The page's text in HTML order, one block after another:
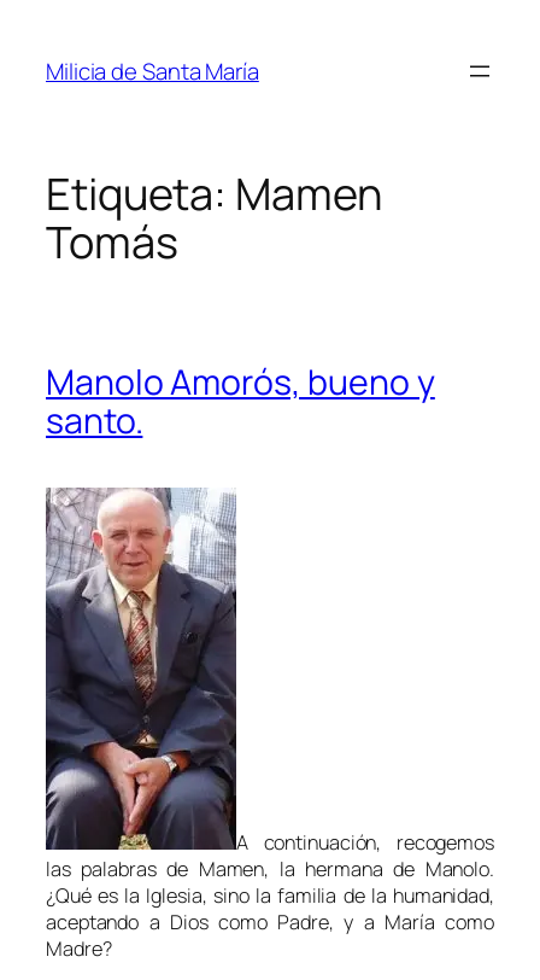
contenido
Milicia de Santa María
Etiqueta: Mamen
Tomás
Manolo Amorós, bueno y
santo.
A continuación, recogemos
las palabras de Mamen, la hermana de Manolo.
¿Qué es la Iglesia, sino la familia de la humanidad,
aceptando a Dios como Padre, y a María como
Madre?